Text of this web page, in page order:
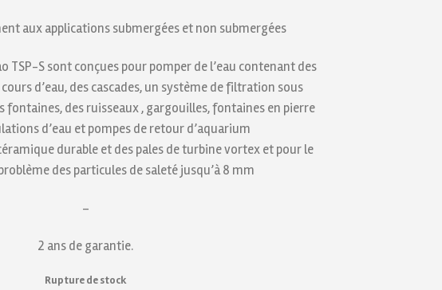
aux applications submergées et non submergées
TSP-S sont conçues pour pomper de l’eau contenant des
d’eau, des cascades, un système de filtration sous
fontaines, des ruisseaux , gargouilles, fontaines en pierre
d’eau et pompes de retour d’aquarium
durable et des pales de turbine vortex et pour le
des particules de saleté jusqu’à 8 mm
–
2 ans de garantie.
Rupture de stock